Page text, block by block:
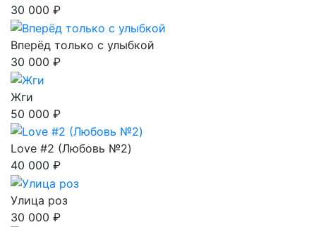
30 000 ₽
Вперёд только с улыбкой
30 000 ₽
Жги
50 000 ₽
Love #2 (Любовь №2)
40 000 ₽
Улица роз
30 000 ₽